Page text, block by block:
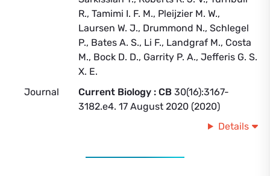
R., Tamimi I. F. M., Pleijzier M. W.,
Laursen W. J., Drummond N., Schlegel
P., Bates A. S., Li F., Landgraf M., Costa
M., Bock D. D., Garrity P. A., Jefferis G. S.
X. E.
Journal
Current Biology : CB 30(16):3167-
3182.e4. 17 August 2020 (2020)
Details